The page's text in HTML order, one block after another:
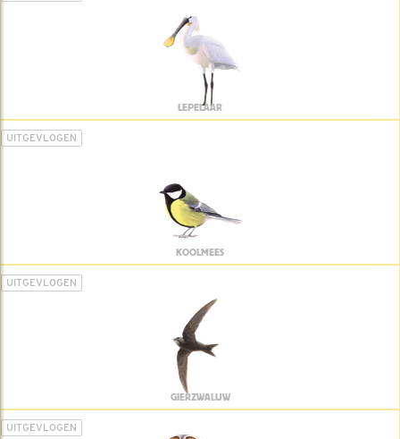
LEPELAAR
UITGEVLOGEN
KOOLMEES
UITGEVLOGEN
GIERZWALUW
UITGEVLOGEN